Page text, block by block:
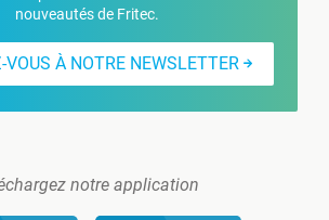
nouveautés de Fritec.
VOUS À NOTRE NEWSLETTER
notre application